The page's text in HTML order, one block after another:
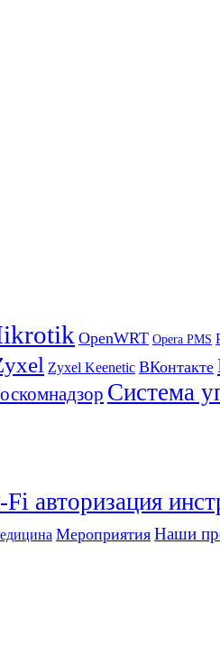
OpenWRT Opera PMS
Zyxel Keenetic ВКонтакте
Система
авторизация
Мероприятия Наши